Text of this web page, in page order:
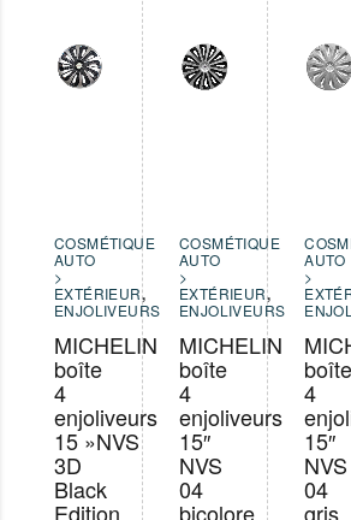
COSMÉTIQUE
AUTO
>
EXTÉRIEUR,
ENJOLIVEURS
MICHELIN
boîte
4
enjoliveurs
15 »NVS
3D
Black
Edition
COSMÉTIQUE
AUTO
>
EXTÉRIEUR,
ENJOLIVEURS
MICHELIN
boîte
4
enjoliveurs
15″
NVS
04
bicolore
AUTO
>
boîte
4
15″
NVS
04
gris